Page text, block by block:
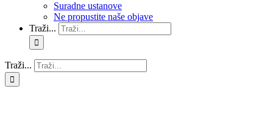
Suradne ustanove
Ne propustite naše objave
Traži...
Traži...